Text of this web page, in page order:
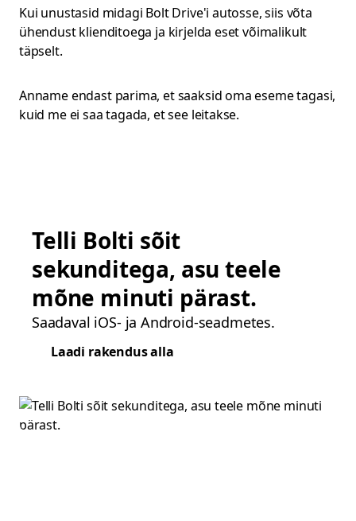
Kui unustasid midagi Bolt Drive'i autosse, siis võta
ühendust klienditoega ja kirjelda eset võimalikult
täpselt.
Anname endast parima, et saaksid oma eseme tagasi,
kuid me ei saa tagada, et see leitakse.
Telli Bolti sõit
sekunditega, asu teele
mõne minuti pärast.
Saadaval iOS- ja Android-seadmetes.
Laadi rakendus alla